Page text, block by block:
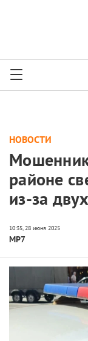
НОВОСТИ
районе
из-за
МР7